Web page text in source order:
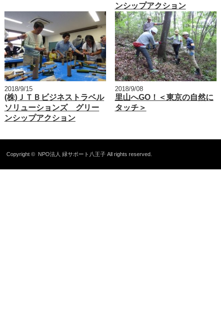
ンシップアクション
2018/9/15
(株)ＪＴＢビジネストラベル
ソリューションズ グリー
ンシップアクション
2018/9/08
里山へGO！＜東京の自然に
タッチ＞
Copyright © NPO法人 緑サポート八王子 All rights reserved.